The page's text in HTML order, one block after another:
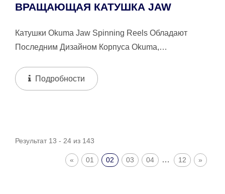
ВРАЩАЮЩАЯ КАТУШКА JAW
Катушки Okuma Jaw Spinning Reels Обладают
Последним Дизайном Корпуса Okuma,
Jaw Не Только...
Подробности
Результат 13 - 24 из 143
« 01 02 03 04 … 12 »